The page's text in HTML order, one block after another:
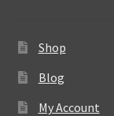
Shop
Blog
My Account